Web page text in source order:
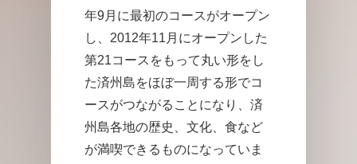
年9月に最初のコースがオープン
し、2012年11月にオープンした
第21コースをもって丸い形をし
た済州島をほぼ一周する形でコ
ースがつながることになり、済
州島各地の歴史、文化、食など
が満喫できるものになっていま